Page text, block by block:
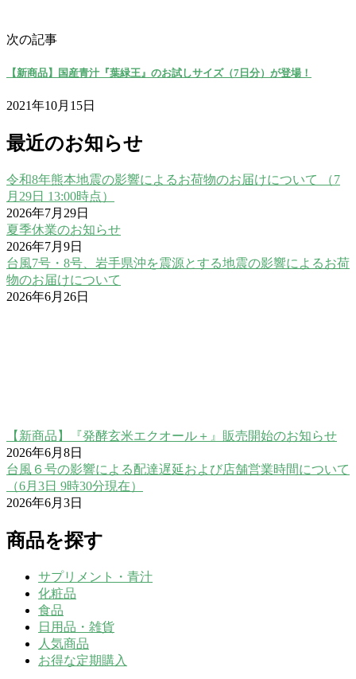
次の記事
【新商品】国産青汁『葉緑王』のお試しサイズ（7日分）が登場！
2021年10月15日
最近のお知らせ
令和8年熊本地震の影響によるお荷物のお届けについて （7
月29日 13:00時点）
2026年7月29日
夏季休業のお知らせ
2026年7月9日
台風7号・8号、岩手県沖を震源とする地震の影響によるお荷
物のお届けについて
2026年6月26日
【新商品】『発酵玄米エクオール＋』販売開始のお知らせ
2026年6月8日
台風６号の影響による配達遅延および店舗営業時間について
（6月3日 9時30分現在）
2026年6月3日
商品を探す
サプリメント・青汁
化粧品
食品
日用品・雑貨
人気商品
お得な定期購入